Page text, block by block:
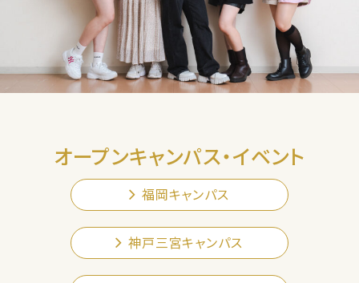
オープンキャンパス・イベント
福岡キャンパス
神戸三宮キャンパス